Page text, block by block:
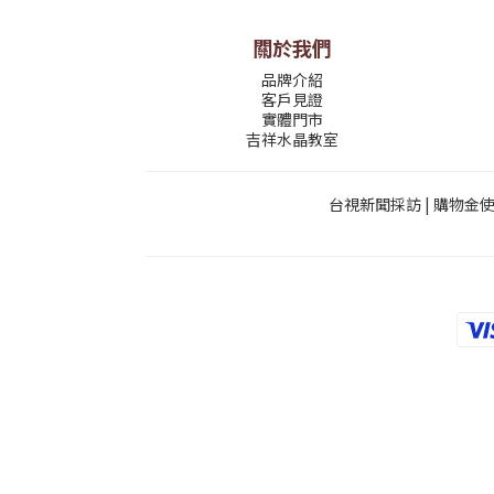
關於我們
品牌介紹
客戶見證
實體門市
吉祥水晶教室
台視新聞採訪| 購物金